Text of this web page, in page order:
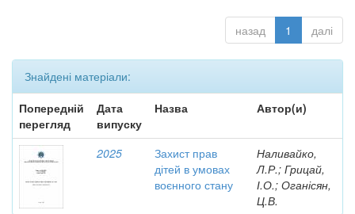
назад 1 далі
Знайдені матеріали:
Попередній
перегляд
Дата
випуску
Назва Автор(и)
2025
Захист прав
дітей в умовах
воєнного стану
Наливайко,
Л.Р.; Грицай,
І.О.; Оганісян,
Ц.В.